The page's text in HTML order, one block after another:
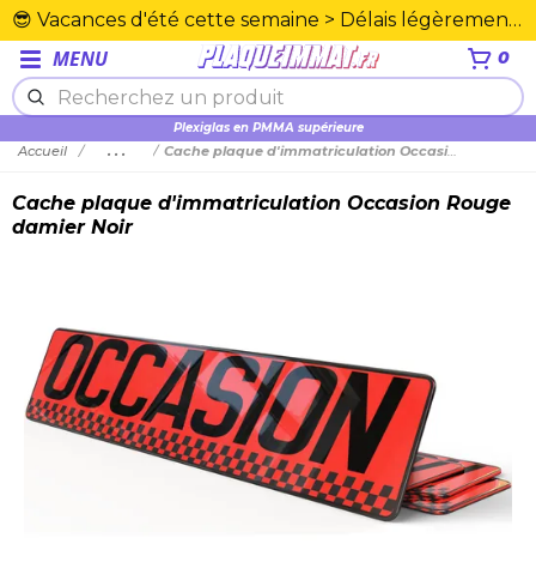
😎 Vacances d'été cette semaine > Délais légèrement rallongés. Merci☀️
MENU 0
Plexiglas en PMMA supérieure
Accueil ... Cache plaque d'immatriculation Occasion Rouge damier Noir
Cache plaque d'immatriculation Occasion Rouge
damier Noir